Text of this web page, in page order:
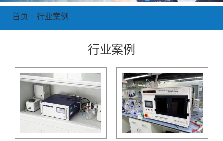
首页 > 行业案例
行业案例